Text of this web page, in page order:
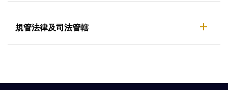
規管法律及司法管轄